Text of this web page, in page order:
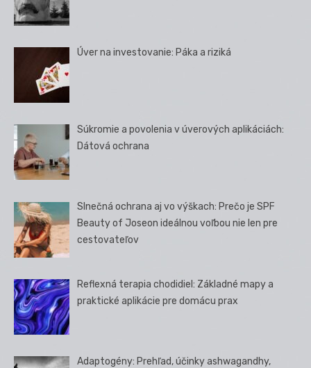
Úver na investovanie: Páka a riziká
Súkromie a povolenia v úverových aplikáciách:
Dátová ochrana
Slnečná ochrana aj vo výškach: Prečo je SPF
Beauty of Joseon ideálnou voľbou nie len pre
cestovateľov
Reflexná terapia chodidiel: Základné mapy a
praktické aplikácie pre domácu prax
Adaptogény: Prehľad, účinky ashwagandhy,